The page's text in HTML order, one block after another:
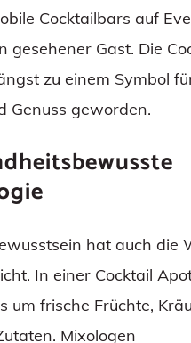
Cocktailbars auf
gesehener Gast. Die
zu einem Symbol
Genuss geworden.
hat auch die
In einer Cocktail
um frische Früchte,
Mixologen